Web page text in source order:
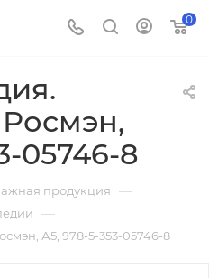
0
05746-8
продукция —
—
А5, 978-5-353-05746-8